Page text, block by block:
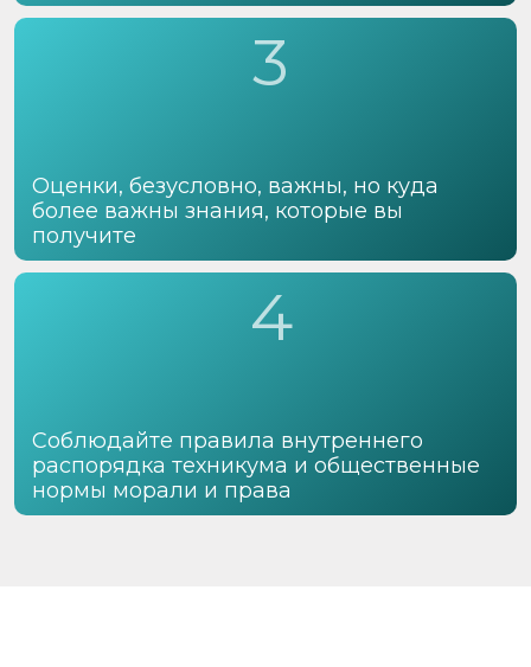
Оценки, безусловно, важны, но куда
более важны знания, которые вы
получите
3
Соблюдайте правила внутреннего
распорядка техникума и общественные
нормы морали и права
4